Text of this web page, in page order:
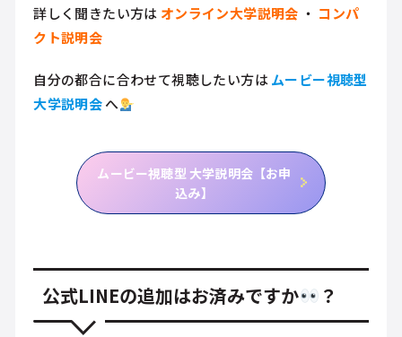
詳しく聞きたい方は オンライン大学説明会 ・ コンパ
クト説明会
自分の都合に合わせて視聴したい方はムービー視聴型
大学説明会へ
ムービー視聴型 大学説明会【お申
込み】
公式LINEの追加はお済みですか ？